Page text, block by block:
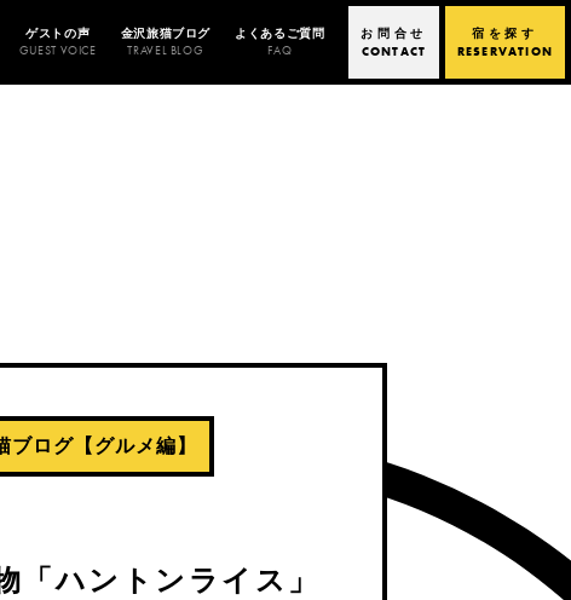
ゲストの声
GUEST VOICE
金沢旅猫ブログ
TRAVEL BLOG
よくあるご質問
FAQ
お問合せ
CONTACT
宿を探す
RESERVATION
ブログ【グルメ編】
「ハントンライス」